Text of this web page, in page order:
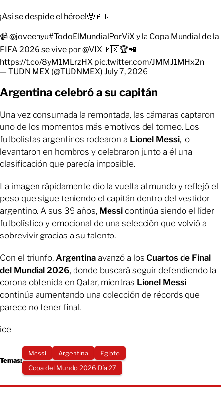
¡Así se despide el héroe!🥹🇦🇷
📹@joveenyu#TodoElMundialPorViXy la Copa Mundial de la
FIFA 2026 se vive por@VIX🇲🇽🏆📲
https://t.co/8yM1MLrzHX pic.twitter.com/JMMJ1MHx2n
— TUDN MEX (@TUDNMEX) July 7, 2026
Argentina celebró a su capitán
Una vez consumada la remontada, las cámaras captaron
uno de los momentos más emotivos del torneo. Los
futbolistas argentinos rodearon a Lionel Messi, lo
levantaron en hombros y celebraron junto a él una
clasificación que parecía imposible.
La imagen rápidamente dio la vuelta al mundo y reflejó el
peso que sigue teniendo el capitán dentro del vestidor
argentino. A sus 39 años, Messi continúa siendo el líder
futbolístico y emocional de una selección que volvió a
sobrevivir gracias a su talento.
Con el triunfo, Argentina avanzó a los Cuartos de Final
del Mundial 2026, donde buscará seguir defendiendo la
corona obtenida en Qatar, mientras Lionel Messi
continúa aumentando una colección de récords que
parece no tener final.
ice
Temas:
Messi Argentina
Egipto
Copa del Mundo 2026 Día 27